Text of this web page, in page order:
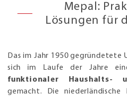
Mepal:
Lösungen für
Das im Jahr 1950 gegründetete
sich im Laufe der Jahre
funktionaler Haushalts-
gemacht. Die